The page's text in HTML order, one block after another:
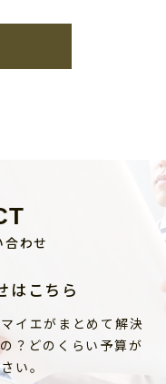
わせ
はこちら
イエがまとめて解決
？どのくらい予算が
い。